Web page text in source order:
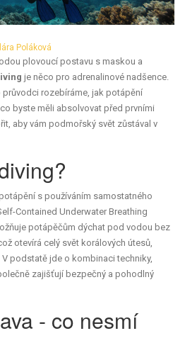
Poláková
plovoucí postavu s maskou a
je něco pro adrenalinové nadšence.
rozebíráme, jak potápění
byste měli absolvovat před prvními
aby vám podmořský svět zůstával v
s používáním samostatného
Contained Underwater Breathing
potápěčům dýchat pod vodou bez
otevírá celý svět korálových útesů,
V podstatě jde o kombinaci techniky,
zajišťují bezpečný a pohodlný
- co nesmí